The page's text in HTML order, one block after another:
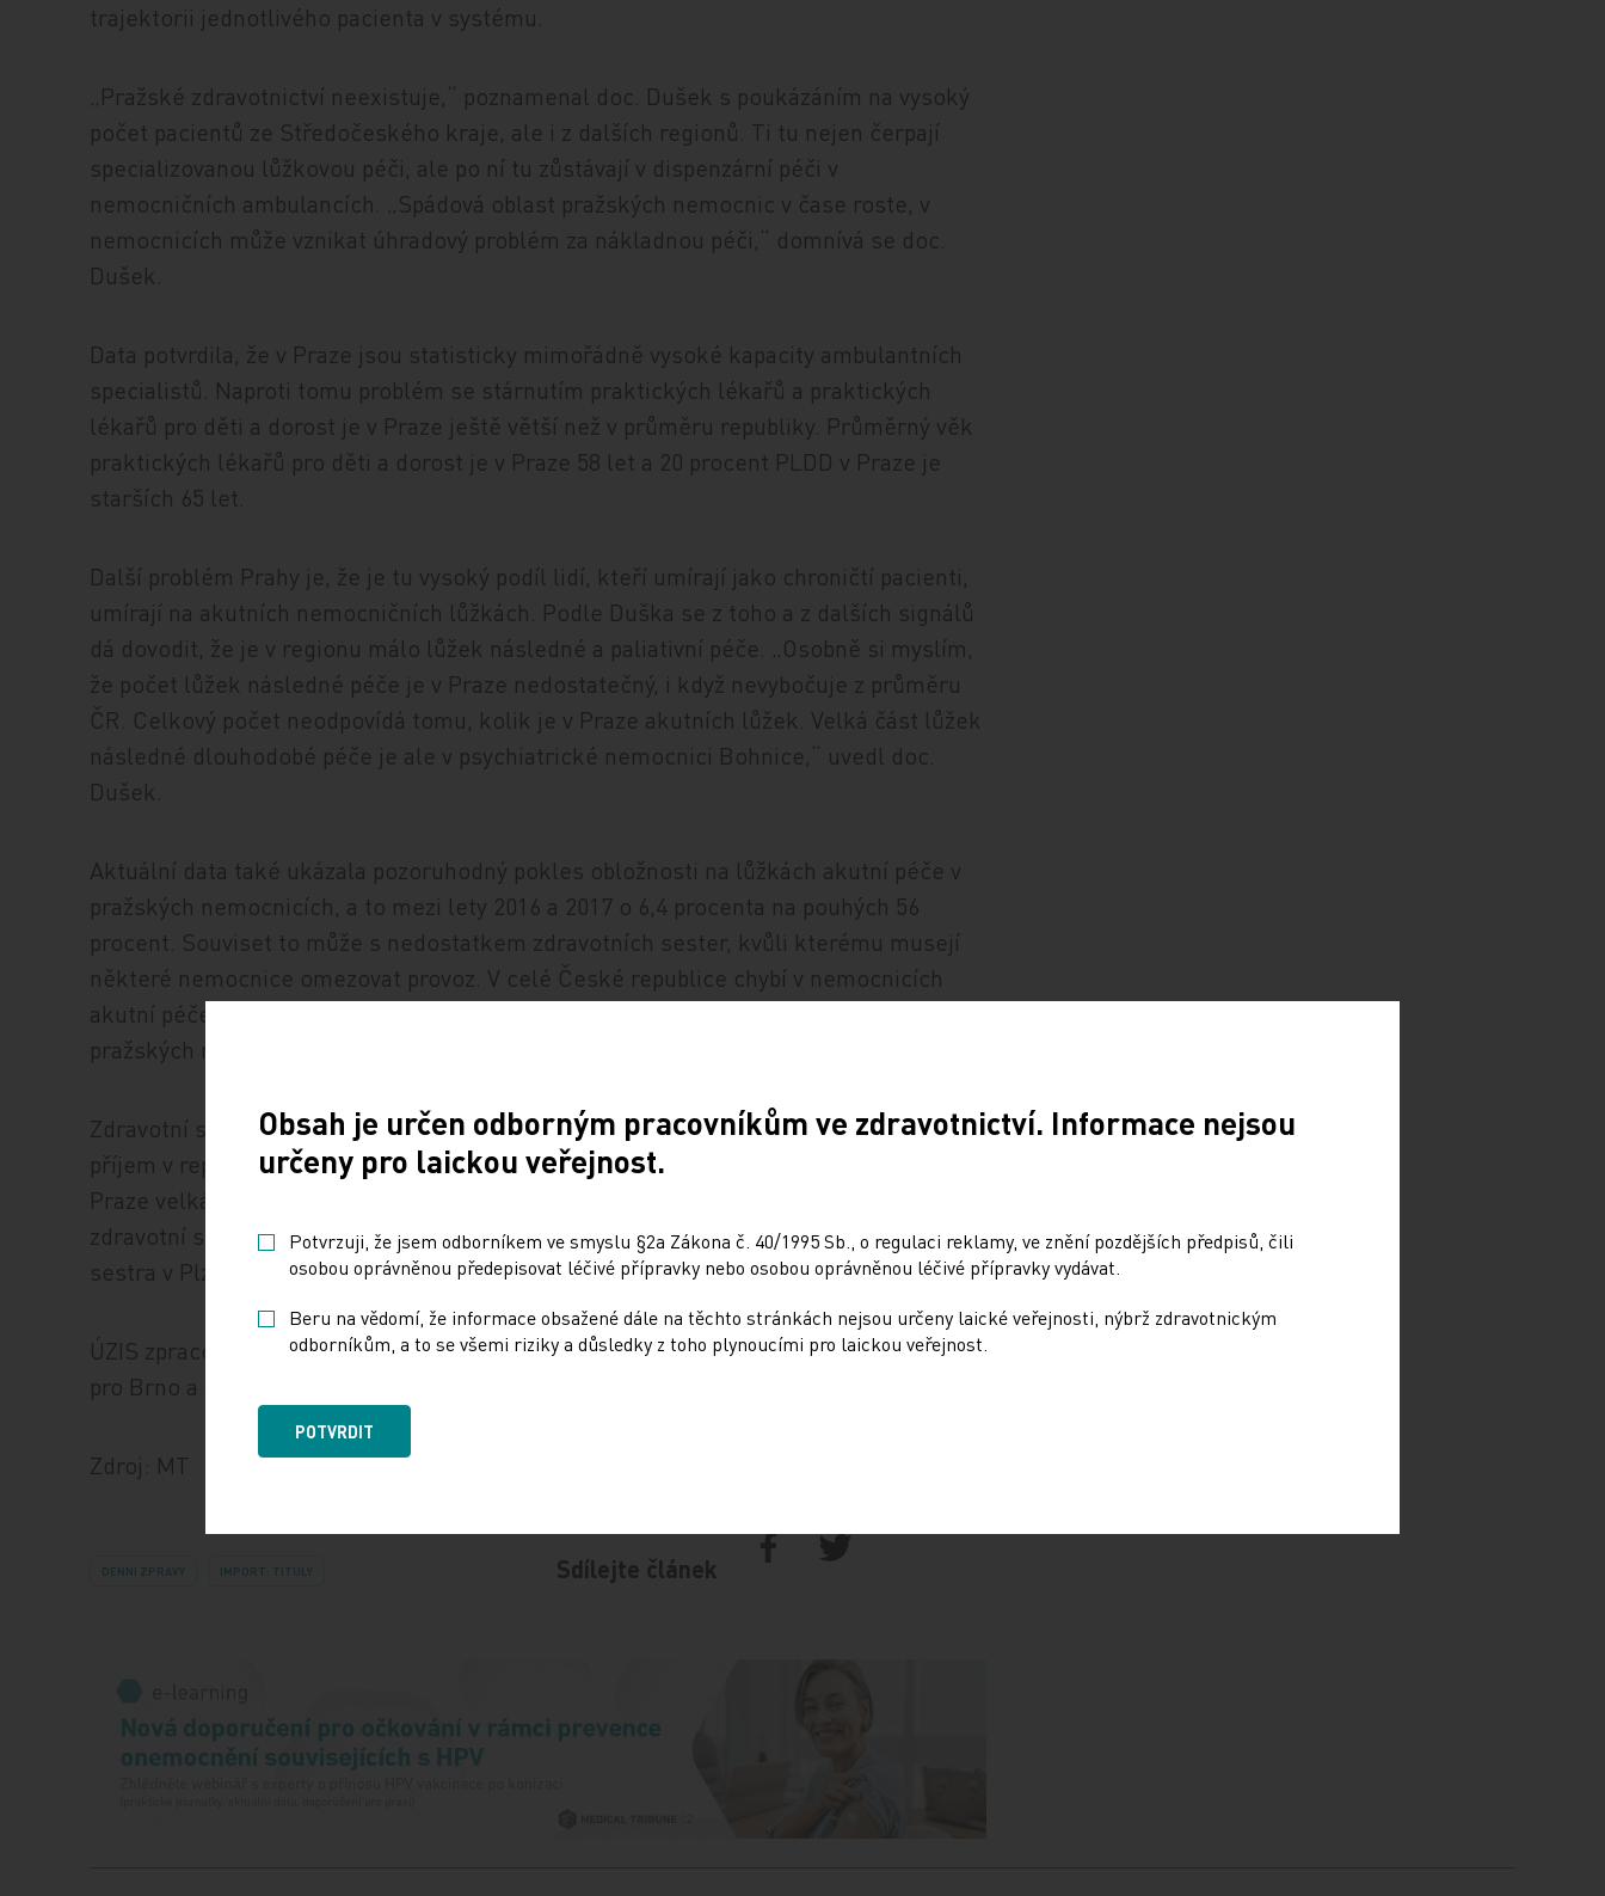
trajektorii jednotlivého pacienta v systému.
„Pražské zdravotnictví neexistuje,“ poznamenal doc. Dušek s poukázáním na vysoký
počet pacientů ze Středočeského kraje, ale i z dalších regionů. Ti tu nejen čerpají
specializovanou lůžkovou péči, ale po ní tu zůstávají v dispenzární péči v
nemocničních ambulancích. „Spádová oblast pražských nemocnic v čase roste, v
nemocnicích může vznikat úhradový problém za nákladnou péči,“ domnívá se doc.
Dušek.
Data potvrdila, že v Praze jsou statisticky mimořádně vysoké kapacity ambulantních
specialistů. Naproti tomu problém se stárnutím praktických lékařů a praktických
lékařů pro děti a dorost je v Praze ještě větší než v průměru republiky. Průměrný věk
praktických lékařů pro děti a dorost je v Praze 58 let a 20 procent PLDD v Praze je
starších 65 let.
Další problém Prahy je, že je tu vysoký podíl lidí, kteří umírají jako chroničtí pacienti,
umírají na akutních nemocničních lůžkách. Podle Duška se z toho a z dalších signálů
dá dovodit, že je v regionu málo lůžek následné a paliativní péče. „Osobně si myslím,
že počet lůžek následné péče je v Praze nedostatečný, i když nevybočuje z průměru
ČR. Celkový počet neodpovídá tomu, kolik je v Praze akutních lůžek. Velká část lůžek
následné dlouhodobé péče je ale v psychiatrické nemocnici Bohnice,“ uvedl doc.
Dušek.
Aktuální data také ukázala pozoruhodný pokles obložnosti na lůžkách akutní péče v
pražských nemocnicích, a to mezi lety 2016 a 2017 o 6,4 procenta na pouhých 56
procent. Souviset to může s nedostatkem zdravotních sester, kvůli kterému musejí
některé nemocnice omezovat provoz. V celé České republice chybí v nemocnicích
akutní péče proti stavu v roce 2010 celkem 2 000 zdravotních sester. Přitom pouze v
pražských nemocnicích jich ubylo mezi lety 2010 a 2017 pět set.
Zdravotní sestry v nemocnicích v Praze sice mají podle ÚZIS nejvyšší průměrný
příjem v republice, ani to ale nemusí stačit. Konkurence jiných zaměstnavatelů je v
Praze velká. Rozdíl proti průměrnému příjmu v regionu totiž není největší. Zatímco
zdravotní sestra v Praze má odměnu o pět tisíc vyšší, než je tamní průměrný příjem,
sestra v Plzeňském kraji má o deset tisíc větší příjem, než je regionální průměr.
ÚZIS zpracovává podrobné analýzy i pro další kraje, kromě Prahy je daleko s analýzou
pro Brno a Jihomoravský kraj.
Zdroj: MT
DENNÍ ZPRÁVY IMPORT: TITULY Sdílejte článek
Obsah je určen odborným pracovníkům ve zdravotnictví. Informace nejsou
určeny pro laickou veřejnost.
Potvrzuji, že jsem odborníkem ve smyslu §2a Zákona č. 40/1995 Sb., o regulaci reklamy, ve znění pozdějších předpisů, čili
osobou oprávněnou předepisovat léčivé přípravky nebo osobou oprávněnou léčivé přípravky vydávat.
Beru na vědomí, že informace obsažené dále na těchto stránkách nejsou určeny laické veřejnosti, nýbrž zdravotnickým
odborníkům, a to se všemi riziky a důsledky z toho plynoucími pro laickou veřejnost.
POTVRDIT